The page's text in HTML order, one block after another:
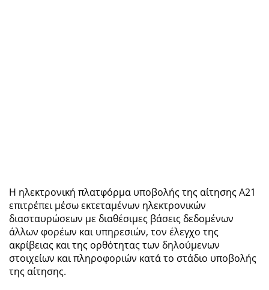
Η ηλεκτρονική πλατφόρμα υποβολής της αίτησης Α21
επιτρέπει μέσω εκτεταμένων ηλεκτρονικών
διασταυρώσεων με διαθέσιμες βάσεις δεδομένων
άλλων φορέων και υπηρεσιών, τον έλεγχο της
ακρίβειας και της ορθότητας των δηλούμενων
στοιχείων και πληροφοριών κατά το στάδιο υποβολής
της αίτησης.